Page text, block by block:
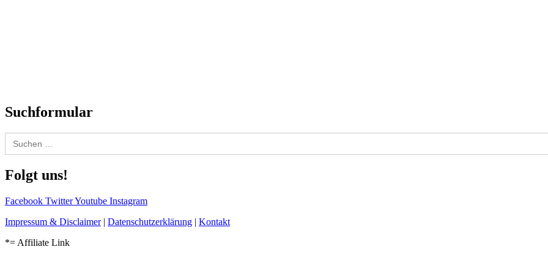
Suchformular
Search
for:
Folgt uns!
Facebook TwitterYoutube Instagram
Impressum & Disclaimer| Datenschutzerklärung | Kontakt
*= Affiliate Link